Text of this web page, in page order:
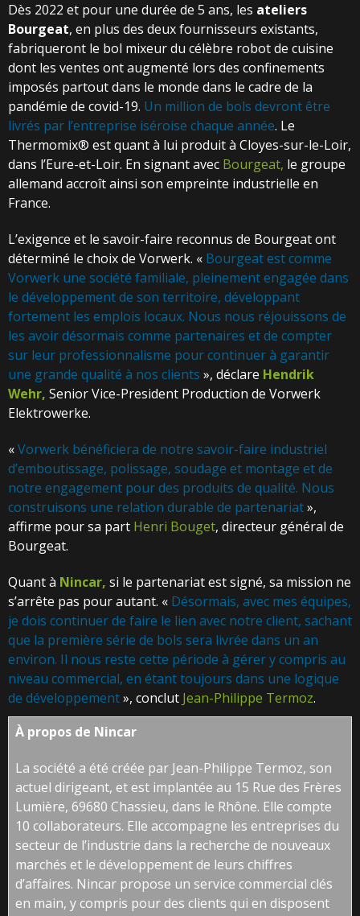
Dès 2022 et pour une durée de 5 ans, les ateliers
Bourgeat, en plus des deux fournisseurs existants,
fabriqueront le bol mixeur du célèbre robot de cuisine
dont les ventes ont augmenté lors des confinements
imposés partout dans le monde dans le cadre de la
pandémie de covid-19. Un million de bols devront être
livrés par l’entreprise iséroise chaque année. Le
Thermomix® est quant à lui produit à Cloyes-sur-le-Loir,
dans l’Eure-et-Loir. En signant avec Bourgeat, le groupe
allemand accroît ainsi son empreinte industrielle en
France.
L’exigence et le savoir-faire reconnus de Bourgeat ont
déterminé le choix de Vorwerk. « Bourgeat est comme
Vorwerk une société familiale, pleinement engagée dans
le développement de son territoire, développant
fortement les emplois locaux. Nous nous réjouissons de
les avoir désormais comme partenaires et de compter
sur leur professionnalisme pour continuer à garantir
une grande qualité à nos clients », déclare Hendrik
Wehr, Senior Vice-President Production de Vorwerk
Elektrowerke.
«Vorwerk bénéficiera de notre savoir-faire industriel
d’emboutissage, polissage, soudage et montage et de
notre engagement pour des produits de qualité. Nous
construisons une relation durable de partenariat»,
affirme pour sa part Henri Bouget, directeur général de
Bourgeat.
Quant à Nincar, si le partenariat est signé, sa mission ne
s’arrête pas pour autant. « Désormais, avec mes équipes,
je dois continuer de faire le lien avec notre client, sachant
que la première série de bols sera livrée dans un an
environ. Il nous reste cette période à gérer y compris au
niveau commercial, en étant toujours dans une logique
de développement», conclut Jean-Philippe Termoz.
À propos de Nincar
La société a été créée par Jean-Philippe Termoz, son
actuel dirigeant, et est implantée au 15 Rue des Frères
Lumière, 69680 Chassieu, dans le Rhône. Elle compte
10 collaborateurs. Elle accompagne les entreprises du
secteur de l’industrie dans la recherche de nouveaux
marchés et le développement de leurs chiffres
d’affaires. Nincar propose un service commercial clés
en main, y compris pour des clients qui en disposent